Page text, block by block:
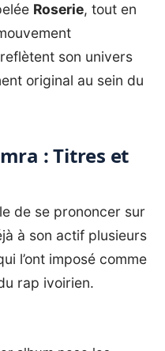
Roserie, tout en
son univers
original au sein du
: Titres et
de se prononcer sur
à son actif plusieurs
l’ont imposé comme
rap ivoirien.